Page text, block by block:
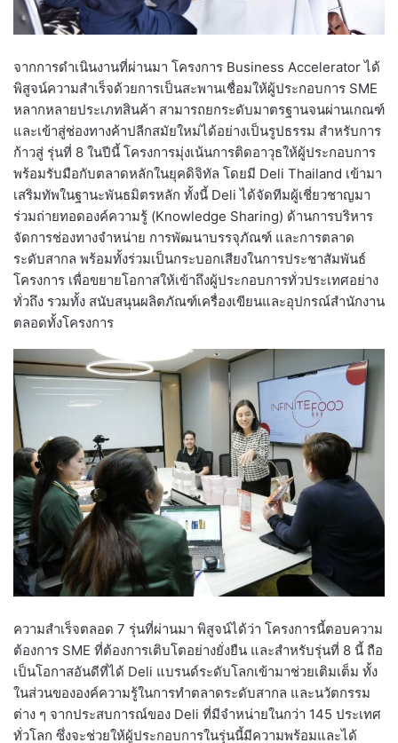
จากการดำเนินงานที่ผ่านมา โครงการ Business Accelerator ได้
พิสูจน์ความสำเร็จด้วยการเป็นสะพานเชื่อมให้ผู้ประกอบการ SME
หลากหลายประเภทสินค้า สามารถยกระดับมาตรฐานจนผ่านเกณฑ์
และเข้าสู่ช่องทางค้าปลีกสมัยใหม่ได้อย่างเป็นรูปธรรม สำหรับการ
ก้าวสู่ รุ่นที่ 8 ในปีนี้ โครงการมุ่งเน้นการติดอาวุธให้ผู้ประกอบการ
พร้อมรับมือกับตลาดหลักในยุคดิจิทัล โดยมี Deli Thailand เข้ามา
เสริมทัพในฐานะพันธมิตรหลัก ทั้งนี้ Deli ได้จัดทีมผู้เชี่ยวชาญมา
ร่วมถ่ายทอดองค์ความรู้ (Knowledge Sharing) ด้านการบริหาร
จัดการช่องทางจำหน่าย การพัฒนาบรรจุภัณฑ์ และการตลาด
ระดับสากล พร้อมทั้งร่วมเป็นกระบอกเสียงในการประชาสัมพันธ์
โครงการ เพื่อขยายโอกาสให้เข้าถึงผู้ประกอบการทั่วประเทศอย่าง
ทั่วถึง รวมทั้ง สนับสนุนผลิตภัณฑ์เครื่องเขียนและอุปกรณ์สำนักงาน
ตลอดทั้งโครงการ
ความสำเร็จตลอด 7 รุ่นที่ผ่านมา พิสูจน์ได้ว่า โครงการนี้ตอบความ
ต้องการ SME ที่ต้องการเติบโตอย่างยั่งยืน และสำหรับรุ่นที่ 8 นี้ ถือ
เป็นโอกาสอันดีที่ได้ Deli แบรนด์ระดับโลกเข้ามาช่วยเติมเต็ม ทั้ง
ในส่วนขององค์ความรู้ในการทำตลาดระดับสากล และนวัตกรรม
ต่าง ๆ จากประสบการณ์ของ Deli ที่มีจำหน่ายในกว่า 145 ประเทศ
ทั่วโลก ซึ่งจะช่วยให้ผู้ประกอบการในรุ่นนี้มีความพร้อมและได้